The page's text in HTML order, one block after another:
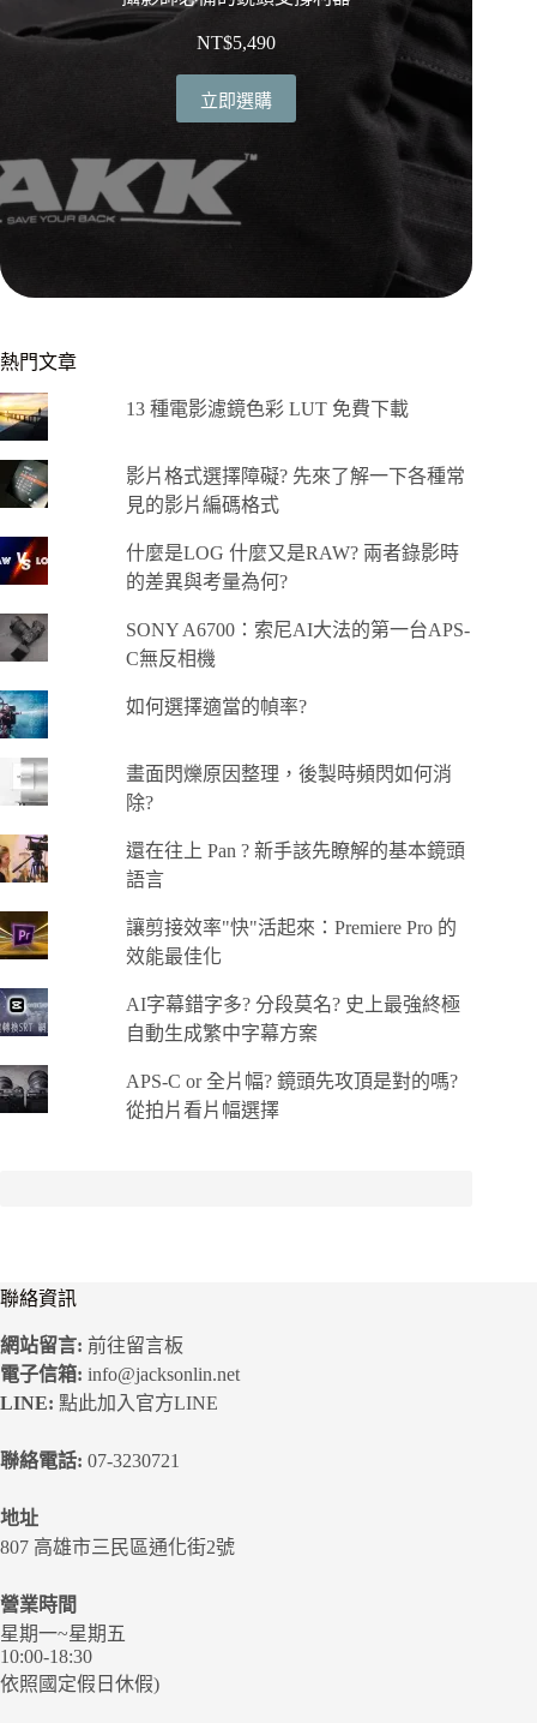
NT$5,490
立即選購
熱門文章
13 種電影濾鏡色彩 LUT 免費下載
影片格式選擇障礙? 先來了解一下各種常
見的影片編碼格式
什麼是LOG 什麼又是RAW? 兩者錄影時
的差異與考量為何?
SONY A6700：索尼AI大法的第一台APS-
C無反相機
如何選擇適當的幀率?
畫面閃爍原因整理，後製時頻閃如何消
除?
還在往上 Pan ? 新手該先瞭解的基本鏡頭
語言
讓剪接效率"快"活起來：Premiere Pro 的
效能最佳化
AI字幕錯字多? 分段莫名? 史上最強終極
自動生成繁中字幕方案
APS-C or 全片幅? 鏡頭先攻頂是對的嗎?
從拍片看片幅選擇
聯絡資訊
網站留言: 前往留言板
電子信箱: info@jacksonlin.net
LINE: 點此加入官方LINE
聯絡電話: 07-3230721
地址
807 高雄市三民區通化街2號
營業時間
星期一~星期五
10:00-18:30
依照國定假日休假)